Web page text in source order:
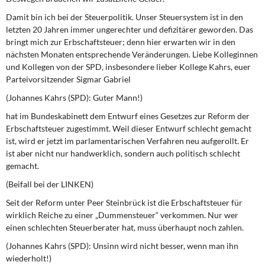
Damit bin ich bei der Steuerpolitik. Unser Steuersystem ist in den
letzten 20 Jahren immer ungerechter und defizitärer geworden. Das
bringt mich zur Erbschaftsteuer; denn hier erwarten wir in den
nächsten Monaten entsprechende Veränderungen. Liebe Kolleginnen
und Kollegen von der SPD, insbesondere lieber Kollege Kahrs, euer
Parteivorsitzender Sigmar Gabriel
(Johannes Kahrs (SPD): Guter Mann!)
hat im Bundeskabinett dem Entwurf eines Gesetzes zur Reform der
Erbschaftsteuer zugestimmt. Weil dieser Entwurf schlecht gemacht
ist, wird er jetzt im parlamentarischen Verfahren neu aufgerollt. Er
ist aber nicht nur handwerklich, sondern auch politisch schlecht
gemacht.
(Beifall bei der LINKEN)
Seit der Reform unter Peer Steinbrück ist die Erbschaftsteuer für
wirklich Reiche zu einer „Dummensteuer“ verkommen. Nur wer
einen schlechten Steuerberater hat, muss überhaupt noch zahlen.
(Johannes Kahrs (SPD): Unsinn wird nicht besser, wenn man ihn
wiederholt!)